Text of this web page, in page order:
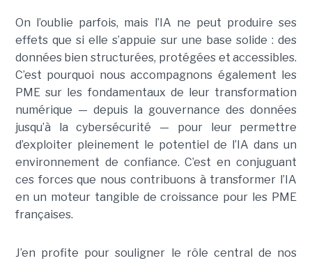
On l’oublie parfois, mais l’IA ne peut produire ses
effets que si elle s’appuie sur une base solide : des
données bien structurées, protégées et accessibles.
C’est pourquoi nous accompagnons également les
PME sur les fondamentaux de leur transformation
numérique — depuis la gouvernance des données
jusqu’à la cybersécurité — pour leur permettre
d’exploiter pleinement le potentiel de l’IA dans un
environnement de confiance. C’est en conjuguant
ces forces que nous contribuons à transformer l’IA
en un moteur tangible de croissance pour les PME
françaises.
J’en profite pour souligner le rôle central de nos